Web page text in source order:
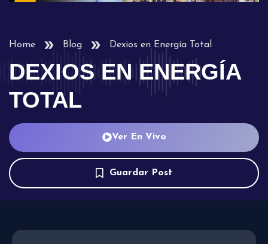
Home Blog Dexios en Energía Total
DEXIOS EN ENERGÍA
TOTAL
Ver En Vivo
Guardar Post